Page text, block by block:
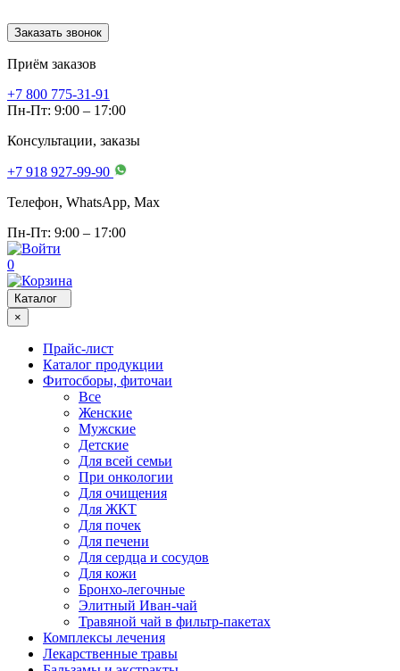
Заказать звонок
Приём заказов
+7 800 775-31-91
Пн-Пт: 9:00 – 17:00
Консультации, заказы
+7 918 927-99-90
Телефон, WhatsApp, Мах
Пн-Пт: 9:00 – 17:00
0
Каталог
×
Прайс-лист
Каталог продукции
Фитосборы, фиточаи
Все
Женские
Мужские
Детские
Для всей семьи
При онкологии
Для очищения
Для ЖКТ
Для почек
Для печени
Для сердца и сосудов
Для кожи
Бронхо-легочные
Элитный Иван-чай
Травяной чай в фильтр-пакетах
Комплексы лечения
Лекарственные травы